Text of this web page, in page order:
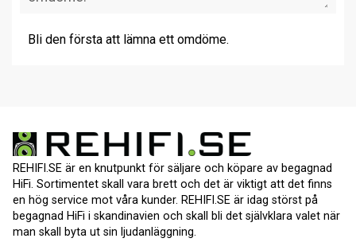
Bli den första att lämna ett omdöme.
REHIFI.SE är en knutpunkt för säljare och köpare av begagnad
HiFi. Sortimentet skall vara brett och det är viktigt att det finns
en hög service mot våra kunder. REHIFI.SE är idag störst på
begagnad HiFi i skandinavien och skall bli det självklara valet när
man skall byta ut sin ljudanläggning.